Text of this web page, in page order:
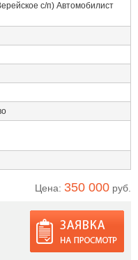
с/п) Автомобилист
Цена: 350 000 руб.